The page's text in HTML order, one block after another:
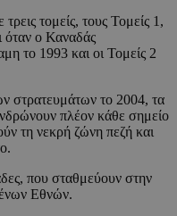
τομείς, τους Τομείς 1,
όταν ο Καναδάς
το 1993 και οι Τομείς 2
στρατευμάτων το 2004, τα
πλέον κάθε σημείο
τη νεκρή ζώνη πεζή και
που σταθμεύουν στην
Εθνών.